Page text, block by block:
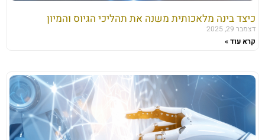
כיצד בינה מלאכותית משנה את תהליכי הגיוס והמיון
דצמבר 29, 2025
קרא עוד »